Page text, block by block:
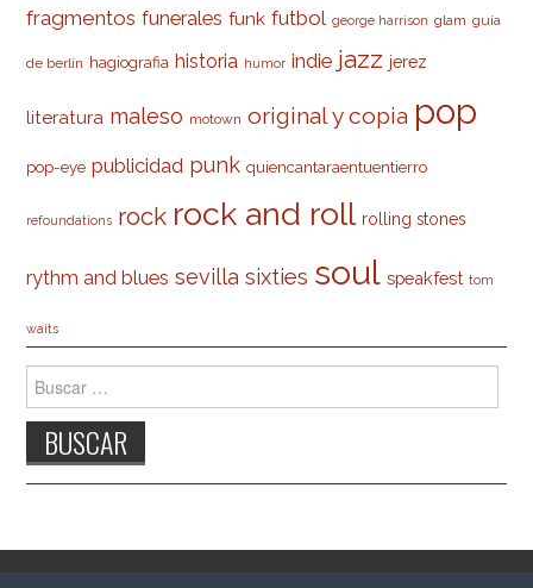
fragmentos funerales funk futbol george harrison glam guía
de berlín hagiografia historia humor indie jazz jerez
literatura maleso motown original y copia pop
pop-eye publicidad punk quiencantaraentuentierro
refoundations rock rock and roll rolling stones
rythm and blues sevilla sixties soul speakfest tom
waits
Buscar: